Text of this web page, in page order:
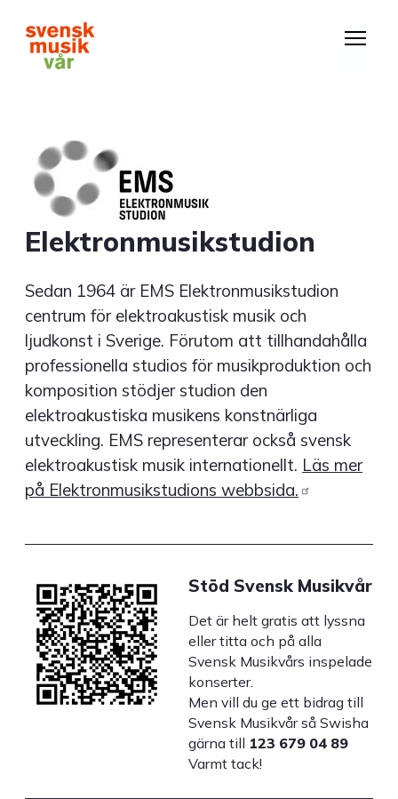
huvudinnehåll
Elektronmusikstudion
Sedan 1964 är EMS Elektronmusikstudion
centrum för elektroakustisk musik och
ljudkonst i Sverige. Förutom att tillhandahålla
professionella studios för musikproduktion och
komposition stödjer studion den
elektroakustiska musikens konstnärliga
utveckling. EMS representerar också svensk
elektroakustisk musik internationellt. Läs mer
på Elektronmusikstudionswebbsida.
Stöd Svensk Musikvår
Det är helt gratis att lyssna
eller titta och på alla
Svensk Musikvårs inspelade
konserter.
Men vill du ge ett bidrag till
Svensk Musikvår så Swisha
gärna till 123 679 04 89
Varmt tack!